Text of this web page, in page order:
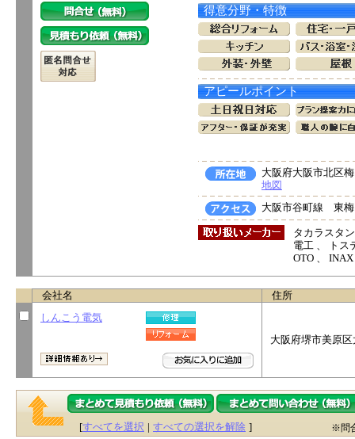
得意分野・特徴
アピールポイント
大阪府大阪市北区
地図
大阪市谷町線 東
タカラスタ
電工 、 トス
OTO 、
会社名
住所
しんこう電気
大阪府堺市美原
[すべてを選択 | すべての選択を解除 ] ※問